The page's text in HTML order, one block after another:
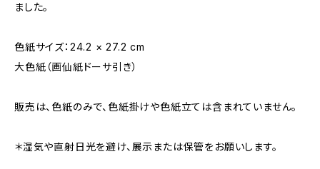
ました。
色紙サイズ：24.2 × 27.2 cm
大色紙（画仙紙ドーサ引き）
販売は、色紙のみで、色紙掛けや色紙立ては含まれていません。
＊湿気や直射日光を避け、展示または保管をお願いします。